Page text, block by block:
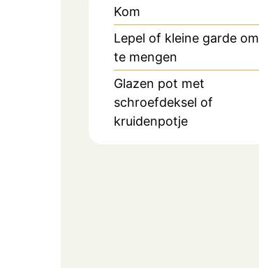
Kom
Lepel of kleine garde om
te mengen
Glazen pot met
schroefdeksel of
kruidenpotje